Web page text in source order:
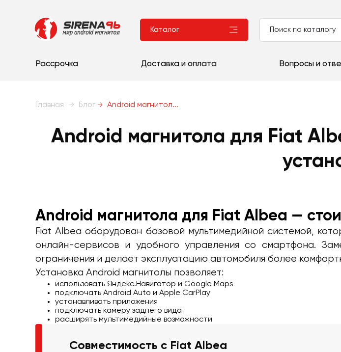
Каталог
Рассрочка Доставка и оплата Вопросы и
Главная Блог Android магнитол...
Android магнитола для Fiat
Android магнитола для Fiat Albea —
Fiat Albea оборудован базовой мультимедийной системой,
онлайн-сервисов и удобного управления со смартфона.
ограничения и делает эксплуатацию автомобиля более
Установка Android магнитолы позволяет:
использовать Яндекс.Навигатор и Google Maps
подключать Android Auto и Apple CarPlay
устанавливать приложения
подключать камеру заднего вида
расширять мультимедийные возможности
Совместимость с Fiat Albea